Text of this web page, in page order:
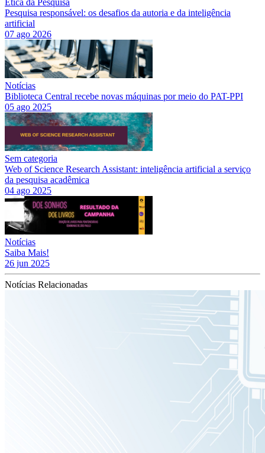
Pesquisa responsável: os desafios da autoria e da inteligência
artificial
07 ago 2026
Notícias
Biblioteca Central recebe novas máquinas por meio do PAT-PPI
05 ago 2025
Sem categoria
Web of Science Research Assistant: inteligência artificial a serviço
da pesquisa acadêmica
04 ago 2025
Notícias
Saiba Mais!
26 jun 2025
Notícias Relacionadas